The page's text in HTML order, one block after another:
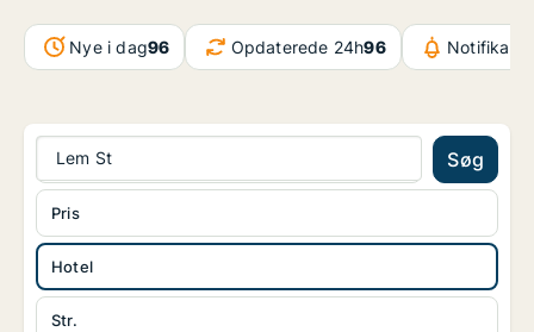
Nye i dag96 Opdaterede 24h96
Lem St Søg
Hotel
Str.
Pris